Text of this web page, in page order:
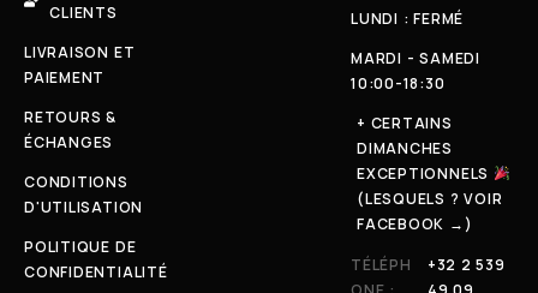
CLIENTS
LIVRAISON ET
PAIEMENT
RETOURS &
ÉCHANGES
CONDITIONS
D'UTILISATION
POLITIQUE DE
CONFIDENTIALITÉ
LUNDI : FERMÉ
MARDI - SAMEDI
10:00-18:30
+ CERTAINS
DIMANCHES
EXCEPTIONNELS
(LESQUELS ? VOIR
FACEBOOK →)
TÉLÉPH
+32 2 539